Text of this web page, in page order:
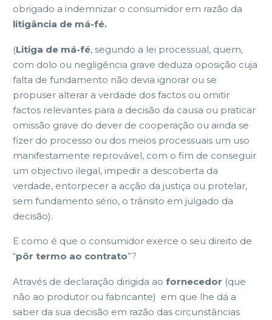
obrigado a indemnizar o consumidor em razão da
litigância de má-fé.
(Litiga de má-fé, segundo a lei processual, quem,
com dolo ou negligência grave deduza oposição cuja
falta de fundamento não devia ignorar ou se
propuser alterar a verdade dos factos ou omitir
factos relevantes para a decisão da causa ou praticar
omissão grave do dever de cooperação ou ainda se
fizer do processo ou dos meios processuais um uso
manifestamente reprovável, com o fim de conseguir
um objectivo ilegal, impedir a descoberta da
verdade, entorpecer a acção da justiça ou protelar,
sem fundamento sério, o trânsito em julgado da
decisão).
E como é que o consumidor exerce o seu direito de
“pôr termo ao contrato”?
Através de declaração dirigida ao fornecedor (que
não ao produtor ou fabricante) em que lhe dá a
saber da sua decisão em razão das circunstâncias